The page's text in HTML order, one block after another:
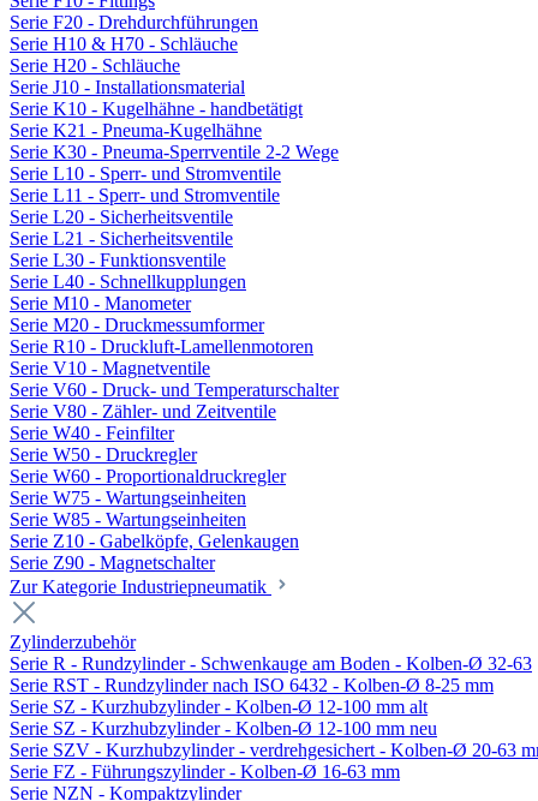
Serie F20 - Drehdurchführungen
Serie H10 & H70 - Schläuche
Serie H20 - Schläuche
Serie J10 - Installationsmaterial
Serie K10 - Kugelhähne - handbetätigt
Serie K21 - Pneuma-Kugelhähne
Serie K30 - Pneuma-Sperrventile 2-2 Wege
Serie L10 - Sperr- und Stromventile
Serie L11 - Sperr- und Stromventile
Serie L20 - Sicherheitsventile
Serie L21 - Sicherheitsventile
Serie L30 - Funktionsventile
Serie L40 - Schnellkupplungen
Serie M10 - Manometer
Serie M20 - Druckmessumformer
Serie R10 - Druckluft-Lamellenmotoren
Serie V10 - Magnetventile
Serie V60 - Druck- und Temperaturschalter
Serie V80 - Zähler- und Zeitventile
Serie W40 - Feinfilter
Serie W50 - Druckregler
Serie W60 - Proportionaldruckregler
Serie W75 - Wartungseinheiten
Serie W85 - Wartungseinheiten
Serie Z10 - Gabelköpfe, Gelenkaugen
Serie Z90 - Magnetschalter
Zur Kategorie Industriepneumatik
Zylinderzubehör
Serie R - Rundzylinder - Schwenkauge am Boden - Kolben-Ø 32-63
Serie RST - Rundzylinder nach ISO 6432 - Kolben-Ø 8-25 mm
Serie SZ - Kurzhubzylinder - Kolben-Ø 12-100 mm alt
Serie SZ - Kurzhubzylinder - Kolben-Ø 12-100 mm neu
Serie SZV - Kurzhubzylinder - verdrehgesichert - Kolben-Ø 20-63
Serie FZ - Führungszylinder - Kolben-Ø 16-63 mm
Serie NZN - Kompaktzylinder